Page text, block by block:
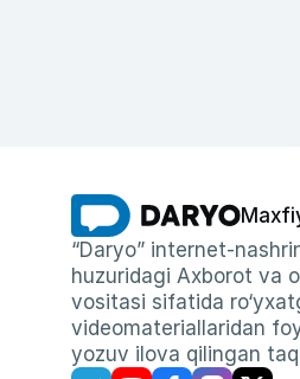
“Daryo” internet-
huzuridagi Axborot va
vositasi sifatida
videomateriallaridan
yozuv ilova qilingan